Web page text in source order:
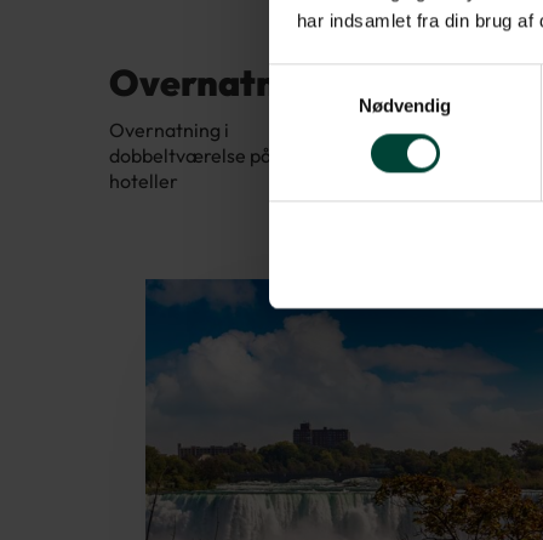
har indsamlet fra din brug
Samtykkevalg
Nødvendig
Overnatning
Overnatning i
dobbeltværelse på gode
hoteller
Der er
den